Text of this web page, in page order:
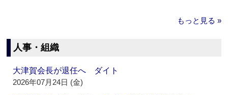
もっと見る »
人事・組織
大津賀会長が退任へ ダイト
2026年07月24日 (金)